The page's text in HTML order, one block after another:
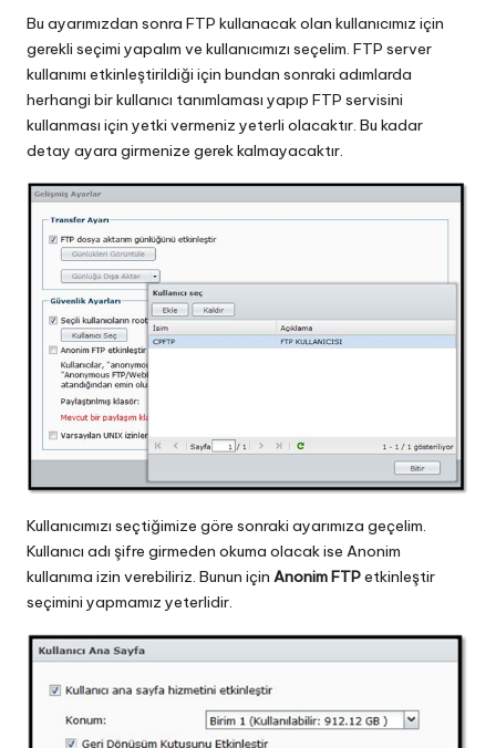
Bu ayarımızdan sonra FTP kullanacak olan kullanıcımız için
gerekli seçimi yapalım ve kullanıcımızı seçelim. FTP server
kullanımı etkinleştirildiği için bundan sonraki adımlarda
herhangi bir kullanıcı tanımlaması yapıp FTP servisini
kullanması için yetki vermeniz yeterli olacaktır. Bu kadar
detay ayara girmenize gerek kalmayacaktır.
Kullanıcımızı seçtiğimize göre sonraki ayarımıza geçelim.
Kullanıcı adı şifre girmeden okuma olacak ise Anonim
kullanıma izin verebiliriz. Bunun için Anonim FTPetkinleştir
seçimini yapmamız yeterlidir.